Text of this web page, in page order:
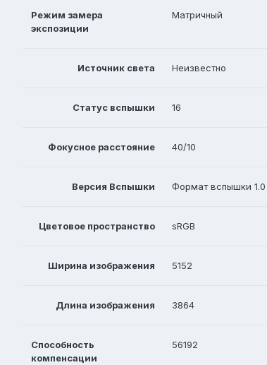
Режим замера
экспозиции
Матричный
Источник света Неизвестно
Статус вспышки 16
Фокусное расстояние 40/10
Версия Вспышки Формат вспышки 1.0
Цветовое пространство sRGB
Ширина изображения 5152
Длина изображения 3864
Способность
компенсации
56192